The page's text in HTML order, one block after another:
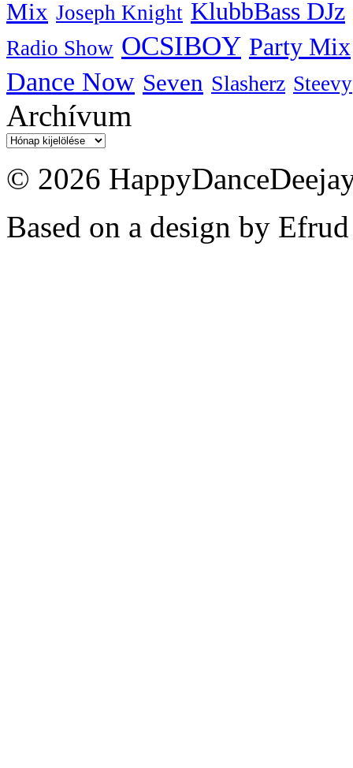
Mix Joseph Knight KlubbBass DJz
Radio Show OCSIBOY Party Mix
Dance Now Seven Slasherz Steevy
Archívum
Archívum
© 2026
Based on a design by Efrud